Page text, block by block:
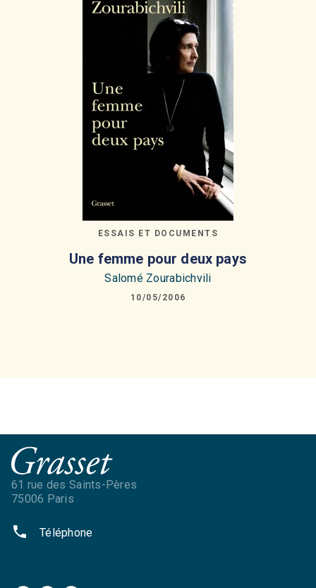
ESSAIS ET DOCUMENTS
Une femme pour deux pays
Salomé Zourabichvili
10/05/2006
61 rue des Saints-Pères
75006 Paris
phone Téléphone